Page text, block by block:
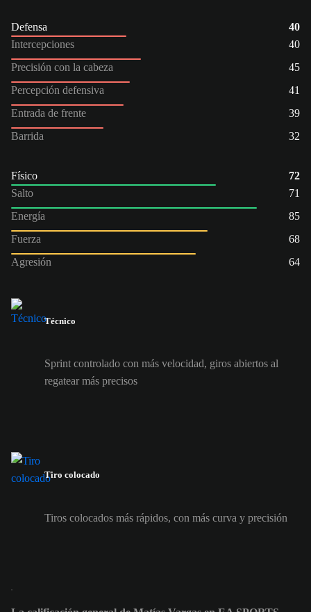
Defensa
40
Intercepciones
40
Precisión con la cabeza
45
Percepción defensiva
41
Entrada de frente
39
Barrida
32
Físico
72
Salto
71
Energía
85
Fuerza
68
Agresión
64
Técnico
Sprint controlado con más velocidad, giros abiertos al
regatear más precisos
Tiro colocado
Tiros colocados más rápidos, con más curva y precisión